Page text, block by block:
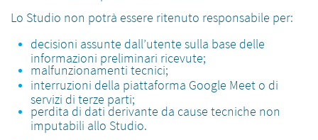
Lo Studio non potrà essere ritenuto responsabile per:
decisioni assunte dall’utente sulla base delle
informazioni preliminari ricevute;
malfunzionamenti tecnici;
interruzioni della piattaforma Google Meet o di
servizi di terze parti;
perdita di dati derivante da cause tecniche non
imputabili allo Studio.